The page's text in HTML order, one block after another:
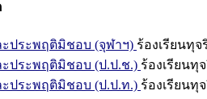
ะประพฤติมิชอบ (จุฬาฯ) ร้องเรียนทุ
ะประพฤติมิชอบ (ป.ป.ช.) ร้องเรียนทุ
ะประพฤติมิชอบ (ป.ป.ท.) ร้องเรียนทุ